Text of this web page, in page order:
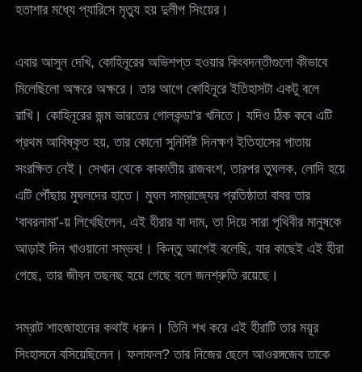
হতাশার মধ্যে প্যারিসে মৃত্যু হয় দুলীপ সিংয়ের।
এবার আসুন দেখি, কোহিনূরের অভিশপ্ত হওয়ার কিংবদন্তীগুলো কীভাবে
মিলেছিলো অক্ষরে অক্ষরে। তার আগে কোহিনূরে ইতিহাসটা একটু বলে
রাখি। কোহিনূরের জন্ম ভারতের গোলকন্ডা’র খনিতে। যদিও ঠিক কবে এটি
প্রথম আবিষ্কৃত হয়, তার কোনো সুনির্দিষ্ট দিনক্ষণ ইতিহাসের পাতায়
সংরক্ষিত নেই। সেখান থেকে কাকাতীয় রাজবংশ, তারপর তুঘলক, লোদি হয়ে
এটি পৌঁছায় মুঘলদের হাতে। মুঘল সাম্রাজ্যের প্রতিষ্ঠাতা বাবর তার
‘বাবরনামা’-য় লিখেছিলেন, এই হীরার যা দাম, তা দিয়ে সারা পৃথিবীর মানুষকে
আড়াই দিন খাওয়ানো সম্ভব!। কিন্তু আগেই বলেছি, যার কাছেই এই হীরা
গেছে, তার জীবন তছনছ হয়ে গেছে বলে জনশ্রুতি রয়েছে।
সম্রাট শাহজাহানের কথাই ধরুন। তিনি শখ করে এই হীরাটি তার ময়ূর
সিংহাসনে বসিয়েছিলেন। ফলাফল? তার নিজের ছেলে আওরঙ্গজেব তাকে